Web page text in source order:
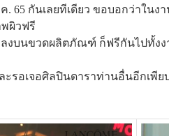
65 กันเลยทีเดียว ขอบอกว่าใน
ผิวฟรี
งบนขวดผลิตภัณฑ์ ก็ฟรีกันไปทั้งง
ะรอเจอศิลปินดาราท่านอื่นอีกเ